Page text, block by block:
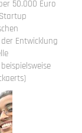
50.000 Euro
Entwicklung